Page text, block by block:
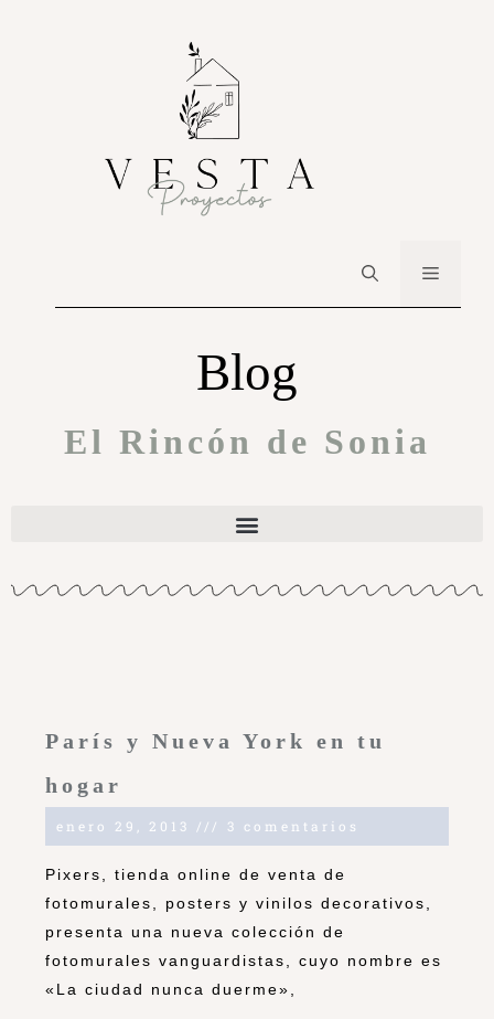
Blog
El Rincón de Sonia
París y Nueva York en tu
hogar
enero 29, 2013 3 comentarios
Pixers, tienda online de venta de
fotomurales, posters y vinilos decorativos,
presenta una nueva colección de
fotomurales vanguardistas, cuyo nombre es
«La ciudad nunca duerme»,